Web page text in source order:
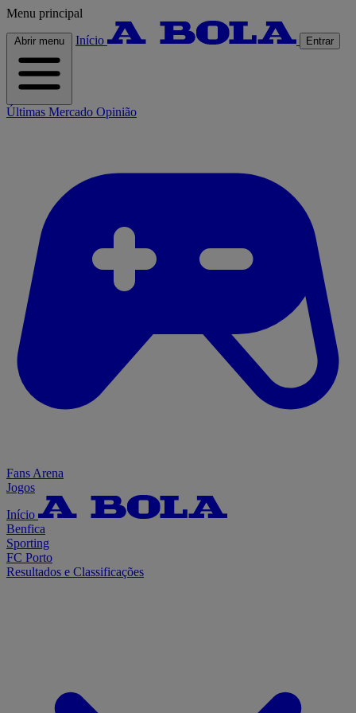
Menu principal
Abrir menu Início Entrar
Últimas Mercado Opinião
Fans Arena
Jogos
Início
Benfica
Sporting
FC Porto
Resultados e Classificações